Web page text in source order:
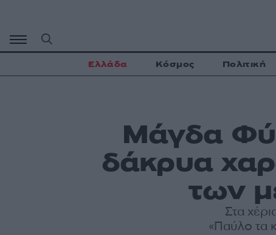
περιεχόμενο
Ελλάδα Κόσμος Πολιτική
Μάγδα
δάκρυα
των
Στα
«Παύλο τα